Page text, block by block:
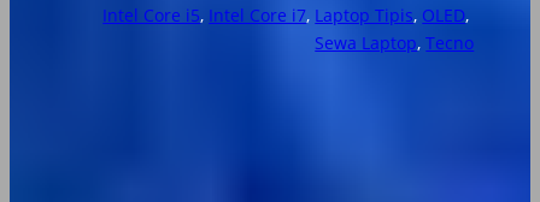
Intel Core i5, Intel Core i7, Laptop Tipis, OLED
Sewa Laptop, Tecno